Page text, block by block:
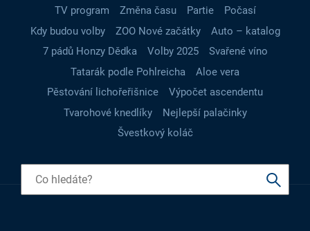
TV program
Změna času Partie
Počasí
Kdy budou volby
ZOO Nové začátky
Auto – katalog
7 pádů Honzy Dědka
Volby 2025
Svařené víno
Tatarák podle Pohlreicha
Aloe vera
Pěstování lichořeřišnice
Výpočet ascendentu
Tvarohové knedlíky
Nejlepší palačinky
Švestkový koláč